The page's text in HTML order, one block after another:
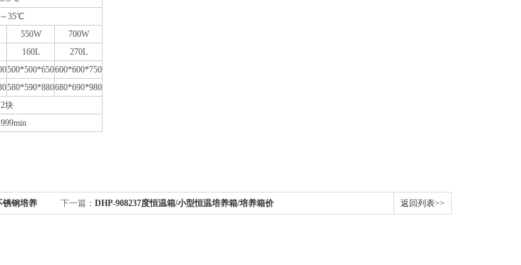
35℃
550W
700W
160L
270L
500*500*650600*600*750
580*590*880680*690*980
2块
锈钢培养 下一篇： DHP-908237度恒温箱/小型恒温培养箱/培养箱价 返回列表>>